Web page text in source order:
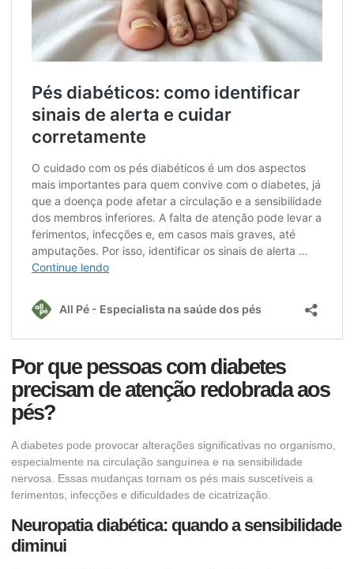
Por que pessoas com diabetes
precisam de atenção redobrada aos
pés?
A diabetes pode provocar alterações significativas no organismo,
especialmente na circulação sanguínea e na sensibilidade
nervosa. Essas mudanças tornam os pés mais suscetíveis a
ferimentos, infecções e dificuldades de cicatrização.
Neuropatia diabética: quando a sensibilidade
diminui